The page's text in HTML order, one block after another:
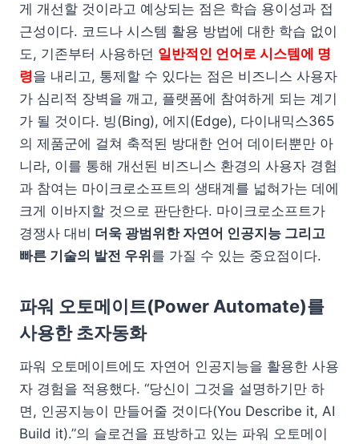
게 개선할 것이라고 예상되는 점은 학습 용이성과 접
근성이다. 코드나 시스템 활용 방법에 대한 학습 없이
도, 기존부터 사용하던 일반적인 언어로 시스템에 명
령을 내리고, 통제할 수 있다는 점은 비즈니스 사용자
가 심리적 장벽을 깨고, 플랫폼에 참여하게 되는 계기
가 될 것이다. 빙(Bing), 에지(Edge), 다이내믹스365
의 제품군에 걸쳐 축적된 방대한 언어 데이터뿐만 아
니라, 이를 통해 개선된 비즈니스 환경의 사용자 경험
과 참여는 마이크로소프트의 생태계를 넓혀가는 데에
크게 이바지할 것으로 판단한다. 마이크로소프트가
경쟁사 대비 더욱 광범위한 자연어 인공지능 그리고
빠른 기술의 발전 우위를 가질 수 있는 중요점이다.
파워 오토메이트(Power Automate)를
사용한 초자동화
파워 오토메이트에도 자연어 인공지능을 활용한 사용
자 경험을 적용했다. “당신이 그것을 설명하기만 하
면, 인공지능이 만들어줄 것이다(You Describe it, AI
Build it).”의 슬로건을 표방하고 있는 파워 오토메이